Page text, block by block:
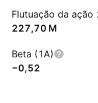
Flutuação da ação
‪227,70 M‬
Beta (1A)
−0,52